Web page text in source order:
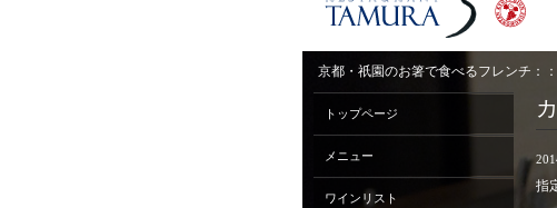
京都・祇園のお箸で食べるフレンチ：
指
トップページ
メニュー
ワインリスト